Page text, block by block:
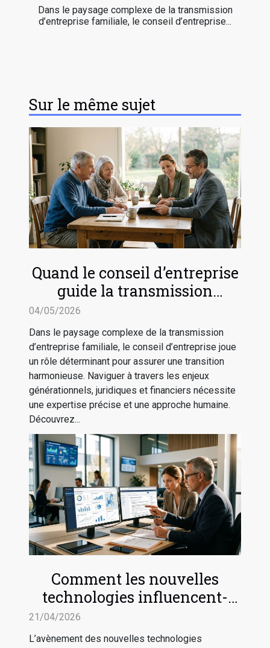
Dans le paysage complexe de la transmission
d’entreprise familiale, le conseil d’entreprise...
Sur le même sujet
Quand le conseil d’entreprise
guide la transmission
familiale sereine
04/05/2026
Dans le paysage complexe de la transmission
d’entreprise familiale, le conseil d’entreprise joue
un rôle déterminant pour assurer une transition
harmonieuse. Naviguer à travers les enjeux
générationnels, juridiques et financiers nécessite
une expertise précise et une approche humaine.
Découvrez...
Comment les nouvelles
technologies influencent-
elles le droit administratif ?
21/04/2026
L’avènement des nouvelles technologies